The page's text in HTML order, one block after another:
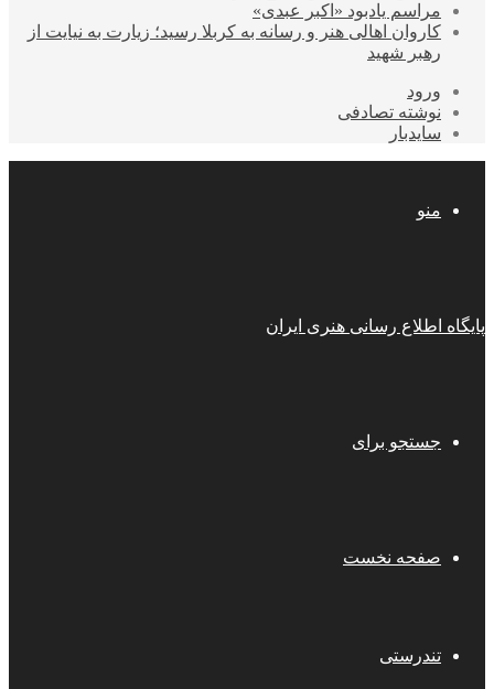
مراسم یادبود «اکبر عبدی»
کاروان اهالی هنر و رسانه به کربلا رسید؛ زیارت به نیایت از
رهبر شهید
ورود
نوشته تصادفی
سایدبار
منو
پایگاه اطلاع رسانی هنری ایران
جستجو برای
صفحه نخست
تندرستی